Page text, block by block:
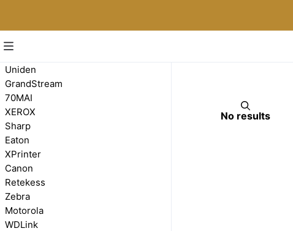
Uniden
GrandStream
70MAI
XEROX
Sharp
Eaton
XPrinter
Canon
Retekess
Zebra
Motorola
WDLink
Boite a Clé
No results